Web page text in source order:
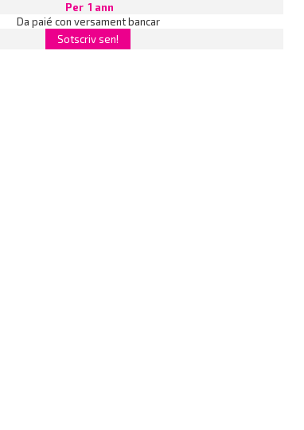
Per 1 ann
Da paié con versament bancar
Sotscriv sen!